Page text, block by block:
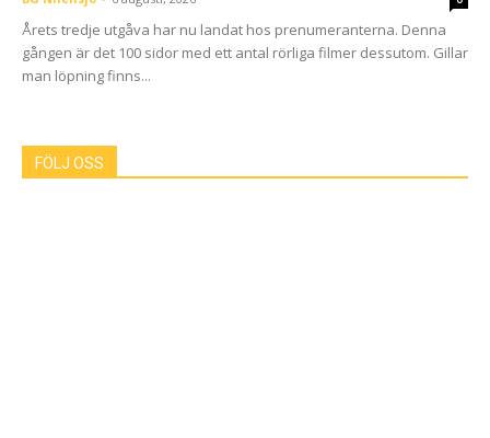
Årets tredje utgåva har nu landat hos prenumeranterna. Denna
gången är det 100 sidor med ett antal rörliga filmer dessutom. Gillar
man löpning finns...
FÖLJ OSS